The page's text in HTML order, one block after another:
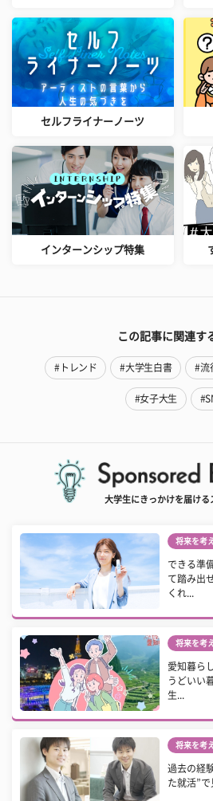
セルフライナーノーツ
インターンシップ特集
この記事に関連す
#トレンド #大学生白書 #流
#女子大生
大学生にきっかけを届ける
将来を考
できる準
て踏み出
くれ...
将来を考
愛知暮ら
うどいい
生...
将来を考
過去の経
た就活”